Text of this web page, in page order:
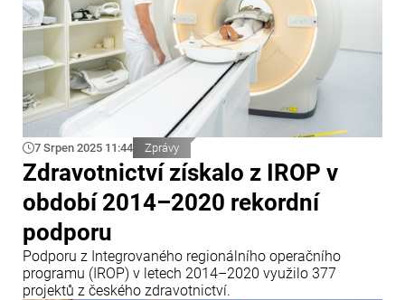
7 Srpen 2025 11:44 Zprávy
Zdravotnictví získalo z IROP v
období 2014–2020 rekordní
podporu
Podporu z Integrovaného regionálního operačního
programu (IROP) v letech 2014–2020 využilo 377
projektů z českého zdravotnictví.